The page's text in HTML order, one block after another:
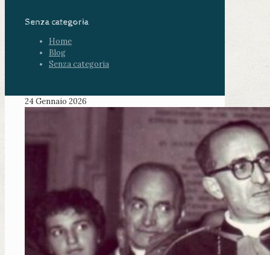
Senza categoria
Home
Blog
Senza categoria
24 Gennaio 2026